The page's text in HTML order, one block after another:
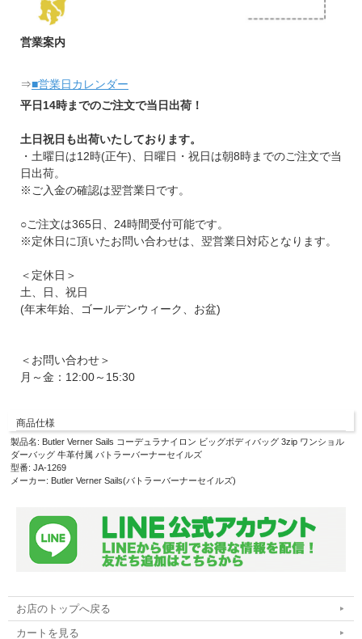
営業案内
⇒■営業日カレンダー
平日14時までのご注文で当日出荷！
土日祝日も出荷いたしております。
・土曜日は12時(正午)、日曜日・祝日は朝8時までのご注文で当
日出荷。
※ご入金の確認は翌営業日です。
○ご注文は365日、24時間受付可能です。
※定休日に頂いたお問い合わせは、翌営業日対応となります。
＜定休日＞
土、日、祝日
(年末年始、ゴールデンウィーク、お盆)
＜お問い合わせ＞
月～金：12:00～15:30
商品仕様
製品名: Butler Verner Sails コーデュラナイロン ビッグボディバッグ 3zip ワンショル
ダーバッグ 牛革付属 バトラーバーナーセイルズ
型番: JA-1269
メーカー: Butler Verner Sails(バトラーバーナーセイルズ)
お店のトップへ戻る
カートを見る